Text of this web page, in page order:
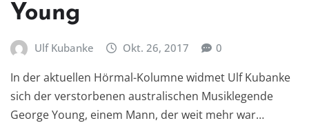
Young
Ulf Kubanke Okt. 26, 2017 0
In der aktuellen Hörmal-Kolumne widmet Ulf Kubanke
sich der verstorbenen australischen Musiklegende
George Young, einem Mann, der weit mehr war…